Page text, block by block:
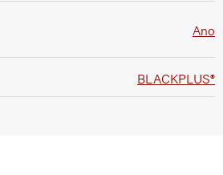
Ano
BLACKPLUS®